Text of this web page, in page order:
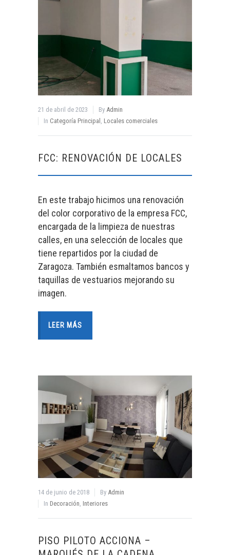
21 de abril de 2023 By Admin
In Categoría Principal , Locales comerciales
FCC: RENOVACIÓN DE LOCALES
En este trabajo hicimos una renovación
del color corporativo de la empresa FCC,
encargada de la limpieza de nuestras
calles, en una selección de locales que
tiene repartidos por la ciudad de
Zaragoza. También esmaltamos bancos y
taquillas de vestuarios mejorando su
imagen.
LEER MÁS
14 de junio de 2018 By Admin
In Decoración, Interiores
PISO PILOTO ACCIONA –